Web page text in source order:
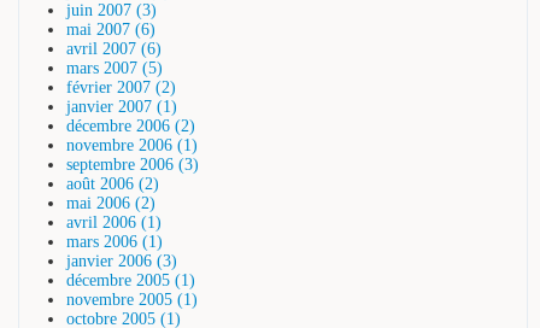
juin 2007 (3)
mai 2007 (6)
avril 2007 (6)
mars 2007 (5)
février 2007 (2)
janvier 2007 (1)
décembre 2006 (2)
novembre 2006 (1)
septembre 2006 (3)
août 2006 (2)
mai 2006 (2)
avril 2006 (1)
mars 2006 (1)
janvier 2006 (3)
décembre 2005 (1)
novembre 2005 (1)
octobre 2005 (1)